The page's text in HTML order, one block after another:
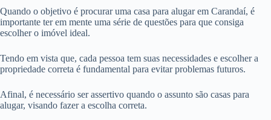
Quando o objetivo é procurar uma casa para alugar em Carandaí, é
importante ter em mente uma série de questões para que consiga
escolher o imóvel ideal.
Tendo em vista que, cada pessoa tem suas necessidades e escolher a
propriedade correta é fundamental para evitar problemas futuros.
Afinal, é necessário ser assertivo quando o assunto são casas para
alugar, visando fazer a escolha correta.